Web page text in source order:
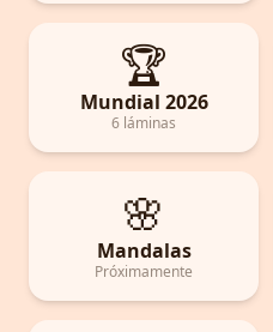
🏆
Mundial 2026
6 láminas
🌸
Mandalas
Próximamente